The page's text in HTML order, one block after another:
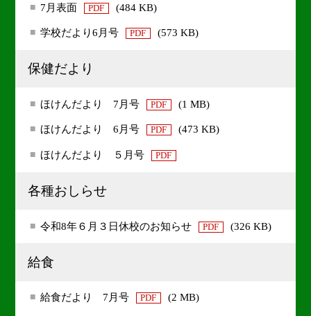
7月表面 PDF (484 KB)
学校だより6月号 PDF (573 KB)
保健だより
ほけんだより 7月号 PDF (1 MB)
ほけんだより 6月号 PDF (473 KB)
ほけんだより ５月号 PDF
各種おしらせ
令和8年６月３日休校のお知らせ PDF (326 KB)
給食
給食だより 7月号 PDF (2 MB)